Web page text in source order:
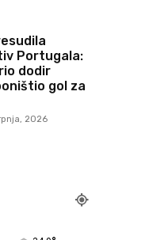
Portugala:
dodir
gol za
2026